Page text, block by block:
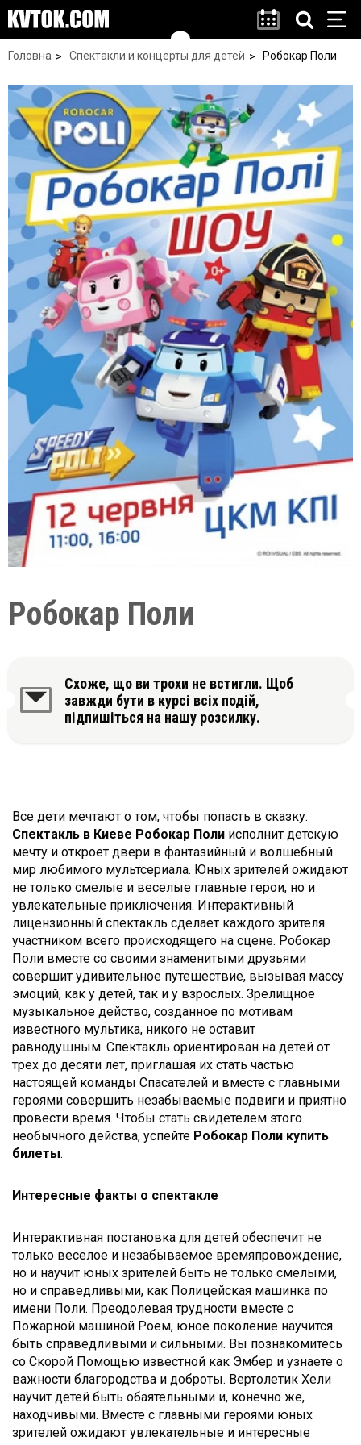
Головна Спектакли и концерты для детей Робокар Поли
Робокар Поли
Схоже, що ви трохи не встигли. Щоб
завжди бути в курсі всіх подій,
підпишіться на нашу розсилку.
Все дети мечтают о том, чтобы попасть в сказку.
Спектакль в Киеве Робокар Поли исполнит детскую
мечту и откроет двери в фантазийный и волшебный
мир любимого мультсериала. Юных зрителей ожидают
не только смелые и веселые главные герои, но и
увлекательные приключения. Интерактивный
лицензионный спектакль сделает каждого зрителя
участником всего происходящего на сцене. Робокар
Поли вместе со своими знаменитыми друзьями
совершит удивительное путешествие, вызывая массу
эмоций, как у детей, так и у взрослых. Зрелищное
музыкальное действо, созданное по мотивам
известного мультика, никого не оставит
равнодушным. Спектакль ориентирован на детей от
трех до десяти лет, приглашая их стать частью
настоящей команды Спасателей и вместе с главными
героями совершить незабываемые подвиги и приятно
провести время. Чтобы стать свидетелем этого
необычного действа, успейте Робокар Поли купить
билеты.
Интересные факты о спектакле
Интерактивная постановка для детей обеспечит не
только веселое и незабываемое времяпровождение,
но и научит юных зрителей быть не только смелыми,
но и справедливыми, как Полицейская машинка по
имени Поли. Преодолевая трудности вместе с
Пожарной машиной Роем, юное поколение научится
быть справедливыми и сильными. Вы познакомитесь
со Скорой Помощью известной как Эмбер и узнаете о
важности благородства и доброты. Вертолетик Хели
научит детей быть обаятельными и, конечно же,
находчивыми. Вместе с главными героями юных
зрителей ожидают увлекательные и интересные